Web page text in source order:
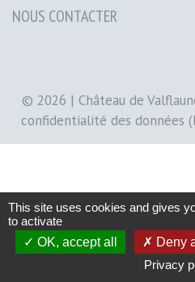
NOUS CONTACTER
© 2026 | Château de
confidentialité des données
0
Aimé
0
This site uses cookies and gives
to activate
OK, accept all
Deny
Privacy